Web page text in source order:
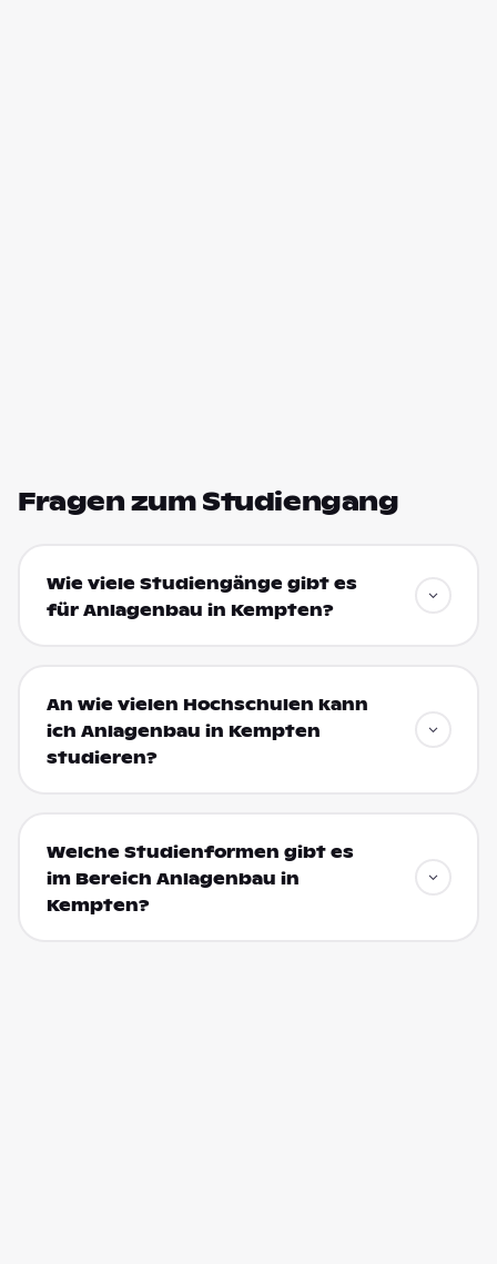
Fragen zum Studiengang
Wie viele Studiengänge gibt es
für Anlagenbau in Kempten?
An wie vielen Hochschulen kann
ich Anlagenbau in Kempten
studieren?
Welche Studienformen gibt es
im Bereich Anlagenbau in
Kempten?